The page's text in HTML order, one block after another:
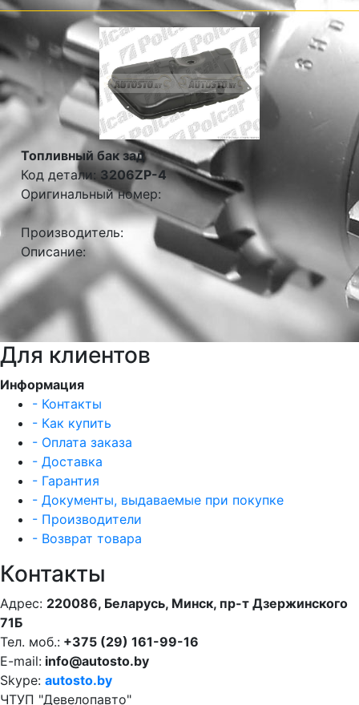
Топливный бак зад
Код детали: 3206ZP-4
Оригинальный номер:
Производитель:
Описание:
Для клиентов
Информация
- Контакты
- Как купить
- Оплата заказа
- Доставка
- Гарантия
- Документы, выдаваемые при покупке
- Производители
- Возврат товара
Контакты
Адрес: 220086, Беларусь, Минск, пр-т Дзержинского
71Б
Тел. моб.: +375 (29) 161-99-16
E-mail: info@autosto.by
Skype: autosto.by
ЧТУП "Девелопавто"